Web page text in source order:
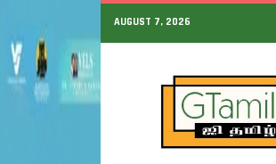
AUGUST 7, 2026